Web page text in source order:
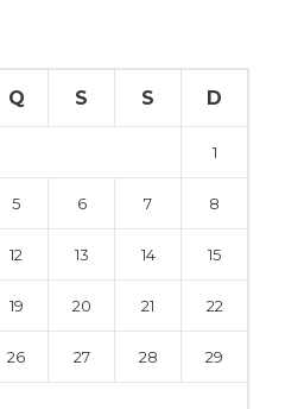
Q S S D
1
5 6 7 8
12 13 14 15
19 20 21 22
26 27 28 29